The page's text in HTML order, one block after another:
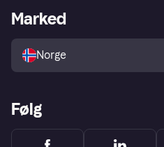
Utforsk butikker
Merchant portal
Marked
Norge
Følg